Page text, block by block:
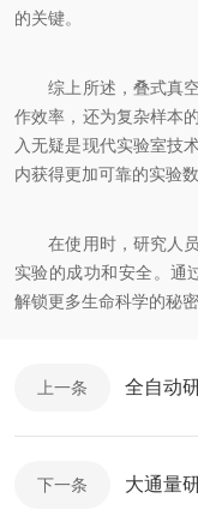
的关键。
综上所述，叠式真空
作效率，还为复杂样本
入无疑是现代实验室技
内获得更加可靠的实验
在使用时，研究人员
实验的成功和安全。通
解锁更多生命科学的秘
上一条
下一条 大通量